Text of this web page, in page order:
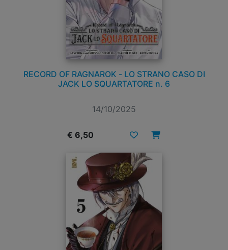
RECORD OF RAGNAROK - LO STRANO CASO DI
JACK LO SQUARTATORE n. 6
14/10/2025
€ 6,50